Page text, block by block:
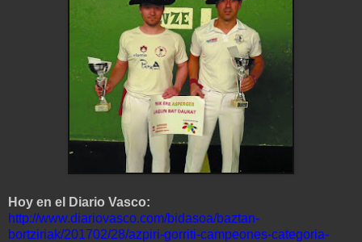
Hoy en el Diario Vasco:
http://www.diariovasco.com/bidasoa/baztan-
bortziriak/201702/28/azpiri-gorriti-campeones-categoria-